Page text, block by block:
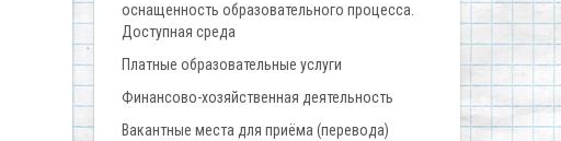
оснащенность образовательного процесса.
Доступная среда
Платные образовательные услуги
Финансово-хозяйственная деятельность
Вакантные места для приёма (перевода)